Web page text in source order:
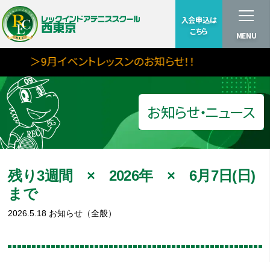
入会申込は
こちら
MENU
＞9月イベントレッスンのお知らせ！！
お知らせ・ニュース
残り3週間 × 2026年 × 6月7日(日)
まで
2026.5.18 お知らせ（全般）